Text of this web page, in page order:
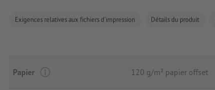
Exigences relatives aux fichiers d'impression Détails du produit
Papier 120 g/m² papier offset